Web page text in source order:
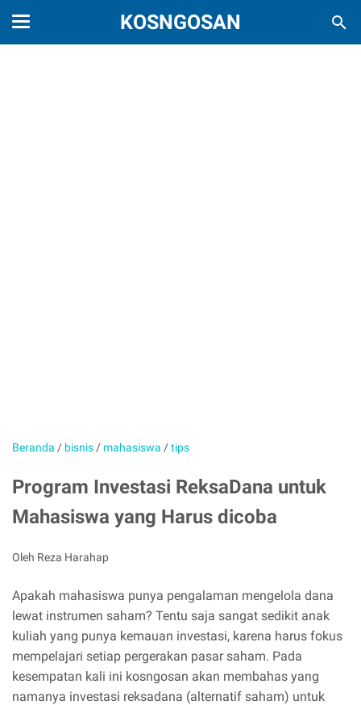
KOSNGOSAN
Beranda / bisnis / mahasiswa /tips
Program Investasi ReksaDana untuk
Mahasiswa yang Harus dicoba
Oleh Reza Harahap
Apakah mahasiswa punya pengalaman mengelola dana
lewat instrumen saham? Tentu saja sangat sedikit anak
kuliah yang punya kemauan investasi, karena harus fokus
mempelajari setiap pergerakan pasar saham. Pada
kesempatan kali ini kosngosan akan membahas yang
namanya investasi reksadana (alternatif saham) untuk